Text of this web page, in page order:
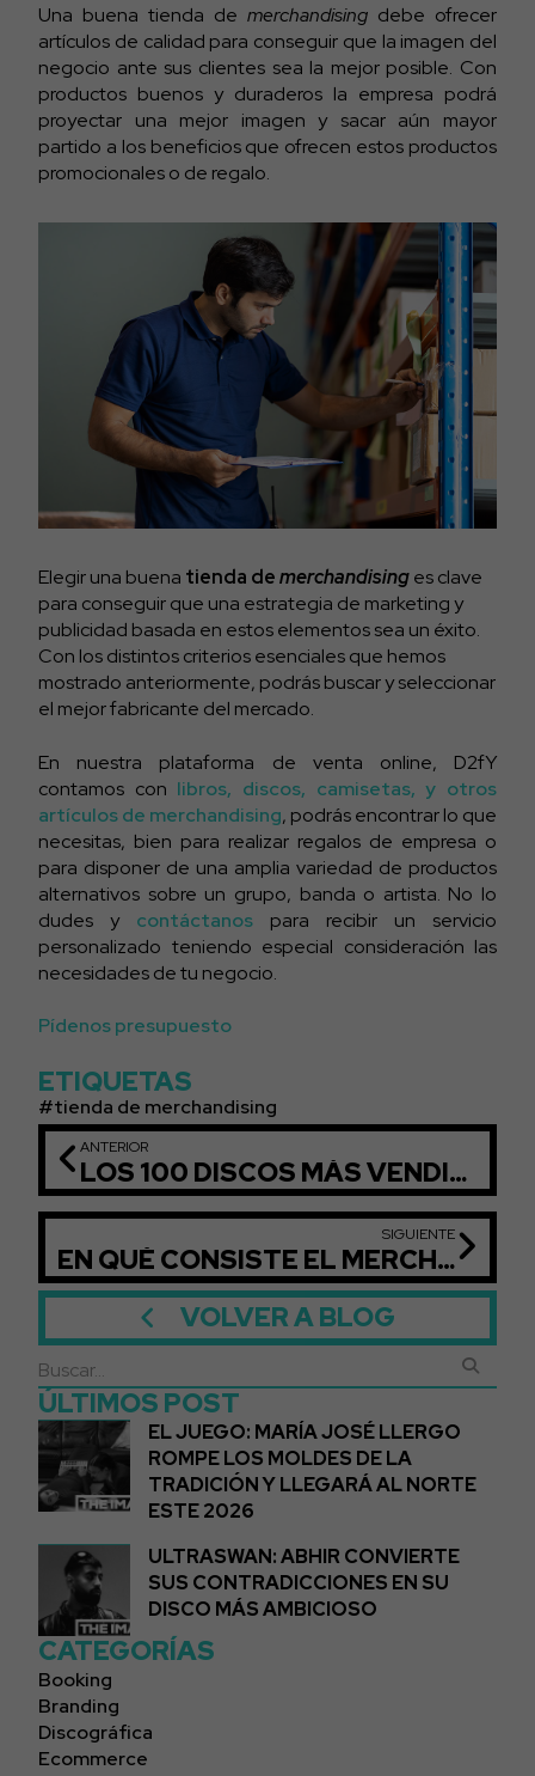
Una buena tienda de merchandising debe ofrecer
artículos de calidad para conseguir que la imagen del
negocio ante sus clientes sea la mejor posible. Con
productos buenos y duraderos la empresa podrá
proyectar una mejor imagen y sacar aún mayor
partido a los beneficios que ofrecen estos productos
promocionales o de regalo.
Elegir una buena tienda demerchandisinges clave
para conseguir que una estrategia de marketing y
publicidad basada en estos elementos sea un éxito.
Con los distintos criterios esenciales que hemos
mostrado anteriormente, podrás buscar y seleccionar
el mejor fabricante del mercado.
En nuestra plataforma de venta online, D2fY
contamos con libros, discos, camisetas, y otros
artículos de merchandising, podrás encontrar lo que
necesitas, bien para realizar regalos de empresa o
para disponer de una amplia variedad de productos
alternativos sobre un grupo, banda o artista. No lo
dudes y contáctanos para recibir un servicio
personalizado teniendo especial consideración las
necesidades de tu negocio.
Pídenos presupuesto
ETIQUETAS
tienda de merchandising
ANTERIOR
LOS 100 DISCOS MÁS VENDIDOS DE LA HISTORIA
SIGUIENTE
EN QUÉ CONSISTE EL MERCHANDISING
VOLVER A BLOG
ÚLTIMOS POST
EL JUEGO: MARÍA JOSÉ LLERGO
ROMPE LOS MOLDES DE LA
TRADICIÓN Y LLEGARÁ AL NORTE
ESTE 2026
ULTRASWAN: ABHIR CONVIERTE
SUS CONTRADICCIONES EN SU
DISCO MÁS AMBICIOSO
CATEGORÍAS
Booking
Branding
Discográfica
Ecommerce